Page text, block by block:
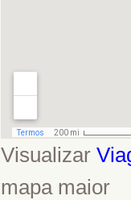
Visualizar
mapa maior